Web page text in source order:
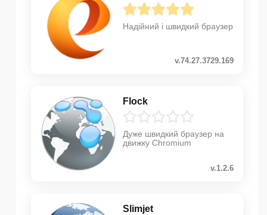
Надійний і швидкий браузер
v.74.27.3729.169
Flock
Дуже швидкий браузер на
движку Chromium
v.1.2.6
Slimjet